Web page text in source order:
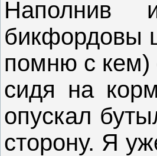
Наполнив
бикфордовы
помню с кем)
сидя на
опускал
сторону. Я